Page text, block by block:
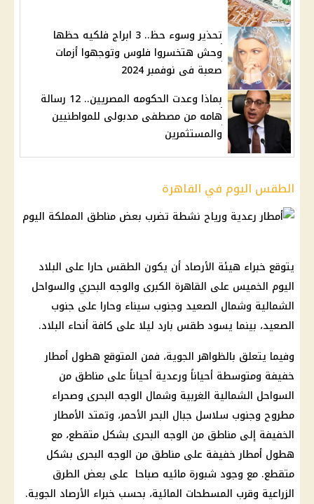
تحذير وسوء حظ.. 3 ابراج فلكيه حظها
وحش هتخسروا فلوس وتوجهوا أزمات
صعبة فى نوفمبر 2024
بماذا وعدت الحكومه المصريين.. 12 رسالة
هامه من مصطفى مدبولى للمواطنيين
والمستثمرين
الطقس اليوم في القاهرة
يتوقع خبراء هيئة الأرصاد أن يكون الطقس حارا على البلاد
اليوم الخميس على القاهرة الكبرى والوجه البحري والسواحل
الشمالية وشمال الصعيد وجنوب سيناء وحارا على جنوب
الصعيد، بينما يسود طقس بارد ليلا على كافة أنحاء البلاد.
وفيما يتعلق بالظواهر الجوية، فمن المتوقع هطول أمطار
خفيفة ومتوسطة أحياناً ورعدية أحياناً على مناطق من
السواحل الشمالية الغربية وشمال الوجه البحرى وصحراء
مطروح وجنوب سلاسل جبال البحر الأحمر، وتمتد الأمطار
الخفيفة إلى مناطق من الوجه البحرى بشكل متقطع، مع
هطول أمطار خفيفة على مناطق من الوجه البحرى بشكل
متقطع. مع وجود شبورة مائيه صباحا على بعض الطرق
الزراعية وقرب المسطحات المائية، بحسب خبراء الأرصاد الجوية.